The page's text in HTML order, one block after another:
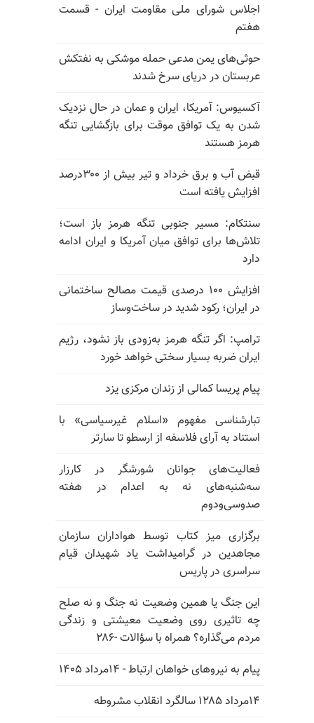
اجلاس شورای ملی مقاومت ایران - قسمت
هفتم
حوثی‌های یمن مدعی حمله موشکی به نفتکش
عربستان در دریای سرخ شدند
آکسیوس: آمریکا، ایران و عمان در حال نزدیک
شدن به یک توافق موقت برای بازگشایی تنگه
هرمز هستند
قبض آب و برق خرداد و تیر بیش از ۳۰۰درصد
افزایش یافته است
سنتکام: مسیر جنوبی تنگه هرمز باز است؛
تلاش‌ها برای توافق میان آمریکا و ایران ادامه
دارد
افزایش ۱۰۰ درصدی قیمت مصالح ساختمانی
در ایران؛ رکود شدید در ساخت‌وساز
ترامپ: اگر تنگه هرمز به‌زودی باز نشود، رژیم
ایران ضربه بسیار سختی خواهد خورد
پیام پریسا کمالی از زندان مرکزی یزد
تبارشناسی مفهوم «اسلام غیرسیاسی» با
استناد به آرای فلاسفه از ارسطو تا سارتر
فعالیت‌های جوانان شورشگر در کارزار
سه‌شنبه‌های نه به اعدام در هفته
صدوسی‌و‌دوم
برگزاری میز کتاب توسط هواداران سازمان
مجاهدین در گرامیداشت یاد شهیدان قیام
سراسری در پاریس
این جنگ یا همین وضعیت نه جنگ و نه صلح
چه تاثیری روی وضعیت معیشتی و زندگی
مردم می‌گذاره؟ همراه با سؤالات -۲۸۶
پیام به نیروهای خواهان ارتباط - ۱۴مرداد ۱۴۰۵
۱۴مرداد ۱۲۸۵ سالگرد انقلاب مشروطه